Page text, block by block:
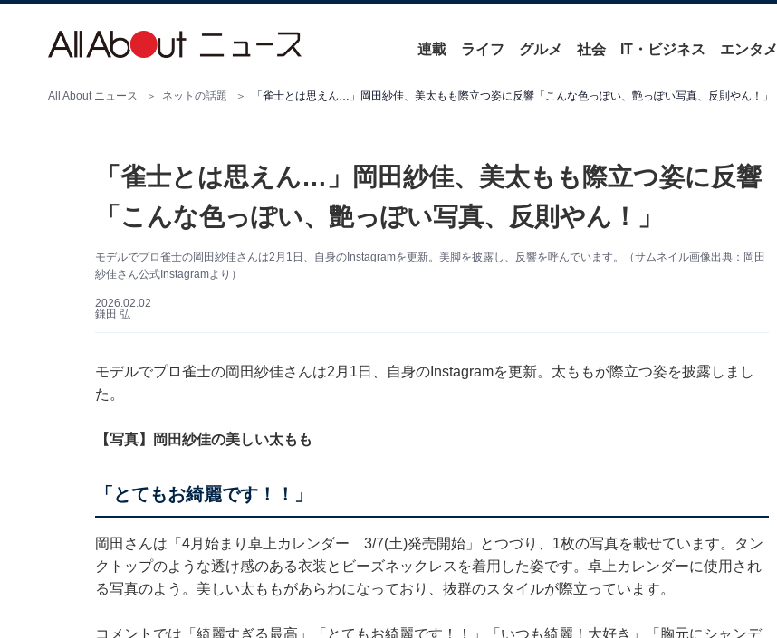
連載 ライフ グルメ 社会 IT・ビジネス エンタメ
All About ニュース ネットの話題 「雀士とは思えん…」岡田紗佳、美太もも際立つ姿に反響「こんな色っぽい、艶っぽい写真、反則やん！」
「雀士とは思えん…」岡田紗佳、美太もも際立つ姿に反響
「こんな色っぽい、艶っぽい写真、反則やん！」
モデルでプロ雀士の岡田紗佳さんは2月1日、自身のInstagramを更新。美脚を披露し、反響を呼んでいます。（サムネイル画像出典：岡田
紗佳さん公式Instagramより）
2026.02.02
鎌田 弘
モデルでプロ雀士の岡田紗佳さんは2月1日、自身のInstagramを更新。太ももが際立つ姿を披露しまし
た。
【写真】岡田紗佳の美しい太もも
「とてもお綺麗です！！」
岡田さんは「4月始まり卓上カレンダー 3/7(土)発売開始」とつづり、1枚の写真を載せています。タン
クトップのような透け感のある衣装とビーズネックレスを着用した姿です。卓上カレンダーに使用され
る写真のよう。美しい太ももがあらわになっており、抜群のスタイルが際立っています。
コメントでは「綺麗すぎる最高」「とてもお綺麗です！！」「いつも綺麗！大好き」「胸元にシャンデ